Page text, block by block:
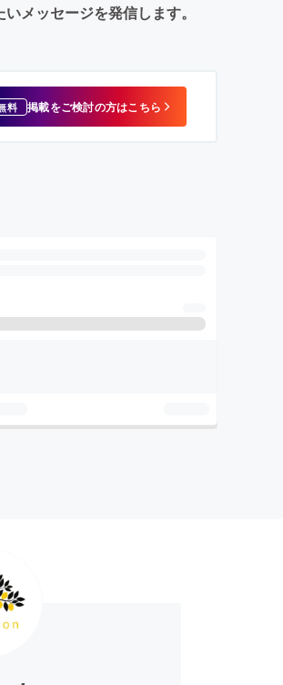
メッセージを発信します。
料 掲載をご検討の方はこちら